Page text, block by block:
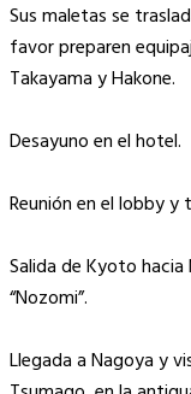
Sus maletas se
favor preparen
Takayama y Hakone.
Desayuno en el hotel.
Reunión en el lobby
Salida de Kyoto hacia
“Nozomi”.
Llegada a Nagoya y